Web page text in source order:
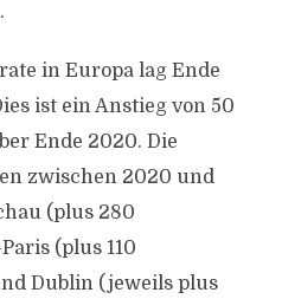
in Europa lag Ende
ist ein Anstieg von 50
Ende 2020. Die
zwischen 2020 und
(plus 280
(plus 110
Dublin (jeweils plus